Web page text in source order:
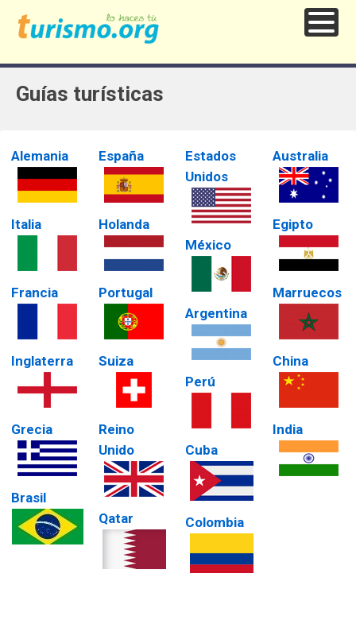
Guías turísticas
Alemania
Italia
Francia
Inglaterra
Grecia
Brasil
España
Holanda
Portugal
Suiza
Reino
Unido
Qatar
Estados
Unidos
México
Argentina
Perú
Cuba
Colombia
Australia
Egipto
Marruecos
China
India